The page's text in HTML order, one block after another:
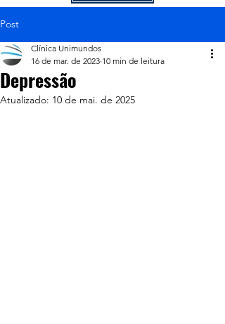
Post
Depressão
Clínica Unimundos
16 de mar. de 2023 10 min de leitura
Atualizado: 10 de mai. de 2025